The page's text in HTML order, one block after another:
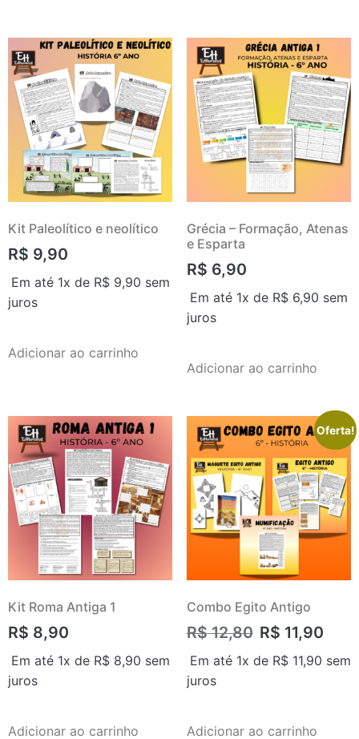
Kit Paleolítico e neolítico
R$ 9,90
Em até 1x de R$ 9,90 sem
juros
Adicionar ao carrinho
Grécia – Formação, Atenas
e Esparta
R$ 6,90
Em até 1x de R$6,90 sem
juros
Adicionar ao carrinho
Kit Roma Antiga 1
R$ 8,90
Em até 1x de R$ 8,90 sem
juros
Adicionar ao carrinho
Oferta!
Combo Egito Antigo
R$12,80 R$ 11,90
Em até 1x de R$11,90 sem
juros
Adicionar ao carrinho